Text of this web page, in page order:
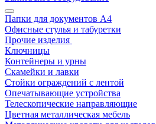
Папки для документов A4
Офисные стулья и табуретки
Прочие изделия
Ключницы
Контейнеры и урны
Скамейки и лавки
Стойки ограждений с лентой
Опечатывающие устройства
Телескопические направляющие
Цветная металлическая мебель